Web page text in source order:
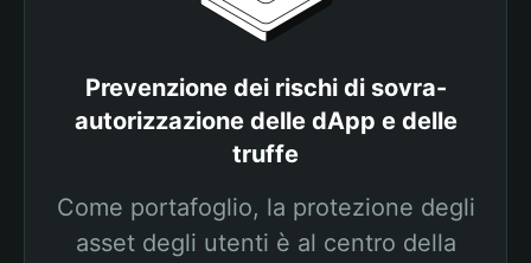
Prevenzione dei rischi di sovra-
autorizzazione delle dApp e delle
truffe
Come portafoglio, la protezione degli
asset degli utenti è al centro della